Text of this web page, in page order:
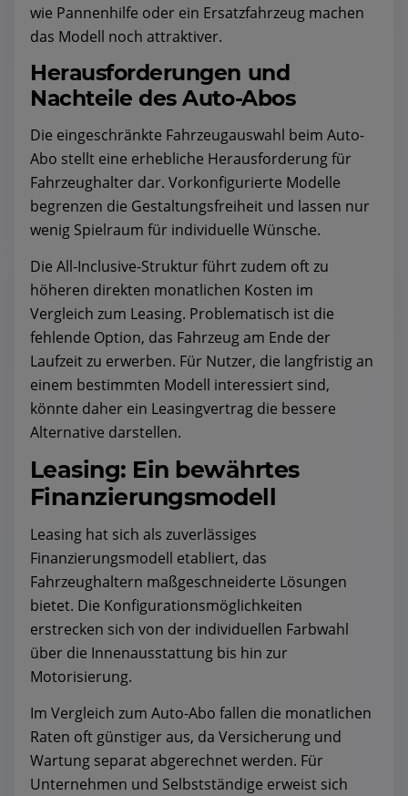
wie Pannenhilfe oder ein Ersatzfahrzeug machen
das Modell noch attraktiver.
Herausforderungen und
Nachteile des Auto-Abos
Die eingeschränkte Fahrzeugauswahl beim Auto-
Abo stellt eine erhebliche Herausforderung für
Fahrzeughalter dar. Vorkonfigurierte Modelle
begrenzen die Gestaltungsfreiheit und lassen nur
wenig Spielraum für individuelle Wünsche.
Die All-Inclusive-Struktur führt zudem oft zu
höheren direkten monatlichen Kosten im
Vergleich zum Leasing. Problematisch ist die
fehlende Option, das Fahrzeug am Ende der
Laufzeit zu erwerben. Für Nutzer, die langfristig an
einem bestimmten Modell interessiert sind,
könnte daher ein Leasingvertrag die bessere
Alternative darstellen.
Leasing: Ein bewährtes
Finanzierungsmodell
Leasing hat sich als zuverlässiges
Finanzierungsmodell etabliert, das
Fahrzeughaltern maßgeschneiderte Lösungen
bietet. Die Konfigurationsmöglichkeiten
erstrecken sich von der individuellen Farbwahl
über die Innenausstattung bis hin zur
Motorisierung.
Im Vergleich zum Auto-Abo fallen die monatlichen
Raten oft günstiger aus, da Versicherung und
Wartung separat abgerechnet werden. Für
Unternehmen und Selbstständige erweist sich